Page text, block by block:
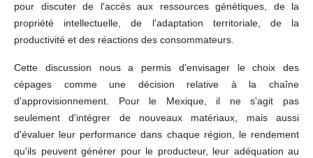
pour discuter de l'accès aux ressources génétiques, de la
propriété intellectuelle, de l'adaptation territoriale, de la
productivité et des réactions des consommateurs.
Cette discussion nous a permis d'envisager le choix des
cépages comme une décision relative à la chaîne
d'approvisionnement. Pour le Mexique, il ne s'agit pas
seulement d'intégrer de nouveaux matériaux, mais aussi
d'évaluer leur performance dans chaque région, le rendement
qu'ils peuvent générer pour le producteur, leur adéquation au